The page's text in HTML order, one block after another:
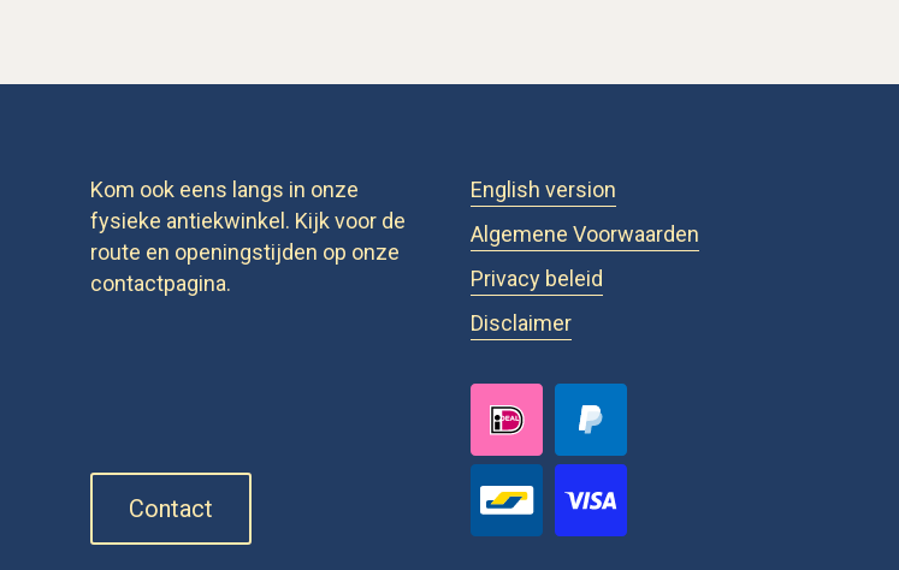
Kom ook eens langs in onze
fysieke antiekwinkel. Kijk voor de
route en openingstijden op onze
contactpagina.
Contact
English version
Algemene Voorwaarden
Privacy beleid
Disclaimer